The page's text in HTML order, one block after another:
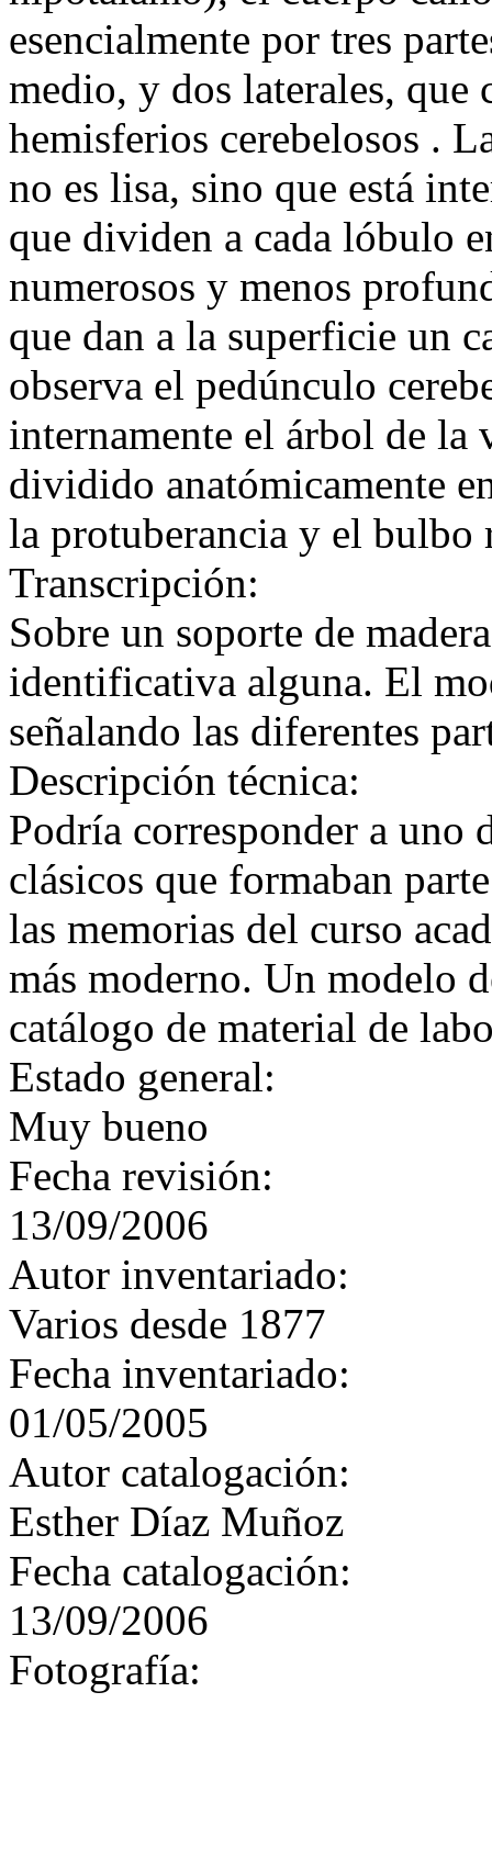
esencialmente por tres
medio, y dos laterales,
hemisferios cerebelosos .
no es lisa, sino que está
que dividen a cada lóbulo
numerosos y menos
que dan a la superficie un
observa el pedúnculo
internamente el árbol de la
dividido anatómicamente
la protuberancia y el bulbo
Transcripción:
Sobre un soporte de
identificativa alguna. El
señalando las diferentes
Descripción técnica:
Podría corresponder a uno
clásicos que formaban
las memorias del curso
más moderno. Un modelo
catálogo de material de
Estado general:
Muy bueno
Fecha revisión:
13/09/2006
Autor inventariado:
Varios desde 1877
Fecha inventariado:
01/05/2005
Autor catalogación:
Esther Díaz Muñoz
Fecha catalogación:
13/09/2006
Fotografía: